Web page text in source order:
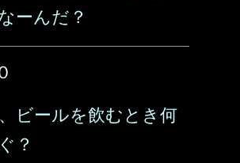
ーんだ？
ビールを飲むとき何
？